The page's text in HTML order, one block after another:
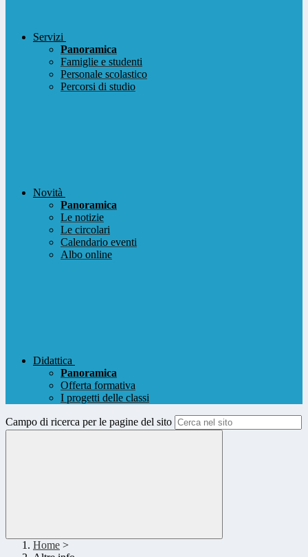
Servizi
Panoramica
Famiglie e studenti
Personale scolastico
Percorsi di studio
Novità
Panoramica
Le notizie
Le circolari
Calendario eventi
Albo online
Didattica
Panoramica
Offerta formativa
I progetti delle classi
Campo di ricerca per le pagine del sito
Home >